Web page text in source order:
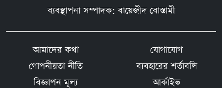
ব্যবস্থাপনা সম্পাদক: বায়েজীদ বোস্তামী
আমাদের কথা
যোগাযোগ
গোপনীয়তা নীতি
ব্যবহারের শর্তাবলি
বিজ্ঞাপন মূল্য
আর্কাইভ